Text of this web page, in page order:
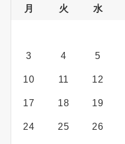
月 火 水
3 4 5
10 11 12
17 18 19
24 25 26